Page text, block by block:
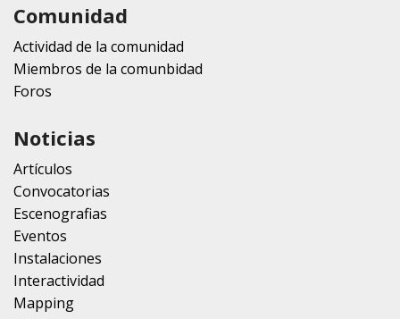
Comunidad
Actividad de la comunidad
Miembros de la comunbidad
Foros
Noticias
Artículos
Convocatorias
Escenografias
Eventos
Instalaciones
Interactividad
Mapping